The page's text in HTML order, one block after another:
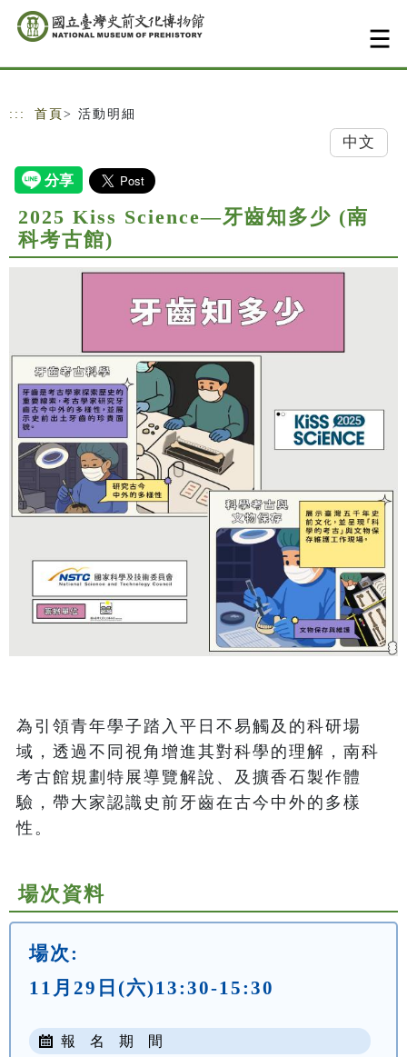
跳到主要內容
網站導覽
::: 首頁 > 活動明細
中文
2025 Kiss Science—牙齒知多少 (南
科考古館)
為引領青年學子踏入平日不易觸及的科研場
域，透過不同視角增進其對科學的理解，南科
考古館規劃特展導覽解說、及擴香石製作體
驗，帶大家認識史前牙齒在古今中外的多樣
性。
場次資料
場次:
11月29日(六)13:30-15:30
報 名 期 間